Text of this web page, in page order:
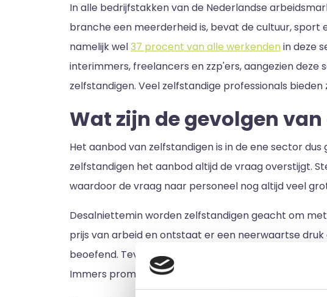
In alle bedrijfstakken van de Nederlandse
branche een meerderheid is, bevat de cultuur,
namelijk wel37 procent van alle werkendenin deze
interimmers, freelancers en zzp'ers, aangezien
zelfstandigen. Veel zelfstandige professionals
Wat zijn de gevolgen
Het aanbod van zelfstandigen is in de ene sector
zelfstandigen het aanbod altijd de vraag overstijgt.
waardoor de vraag naar personeel nog altijd veel
Desalniettemin worden zelfstandigen geacht om
prijs van arbeid en ontstaat er een neerwaartse
beoefend. Tevens zorgt dit ervoor dat
Immers promoot je jezelf op basis van een bepaalde